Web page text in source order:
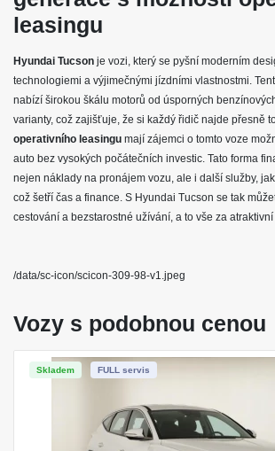
leasingu
Hyundai Tucson je vozi, který se pyšní moderním
technologiemi a výjimečnými jízdními vlastnostmi.
nabízí širokou škálu motorů od úsporných
varianty, což zajišťuje, že si každý řidič najde přesně
operativního leasingu mají zájemci o tomto voze
auto bez vysokých počátečních investic. Tato forma
nejen náklady na pronájem vozu, ale i další služby,
což šetří čas a finance. S Hyundai Tucson se tak
cestování a bezstarostné užívání, a to vše za
/data/sc-icon/scicon-309-98-v1.jpeg
Vozy s podobnou cenou
Skladem FULL servis